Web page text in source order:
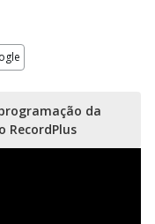
da
RecordPlus